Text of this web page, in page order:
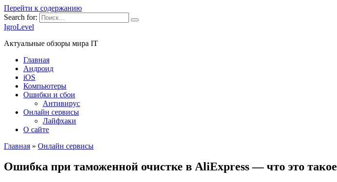
Перейти к содержанию
Search for:
IgroLevel
Актуальные обзоры мира IT
Главная
Андроид
iOS
Компьютеры
Ошибки и сбои
Антивирус
Онлайн сервисы
Лайфхаки
О сайте
Главная » Онлайн сервисы
Ошибка при таможенной очистке в AliExpress — что это такое